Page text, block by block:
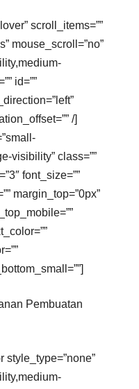
scroll_items=””
mouse_scroll=”no”
id=””
/]
visibility” class=””
font_size=””
margin_top=”0px”
Pembuatan
style_type=”none”